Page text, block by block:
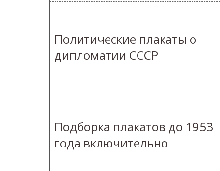
Политические плакаты о
дипломатии СССР
Подборка плакатов до 1953
года включительно